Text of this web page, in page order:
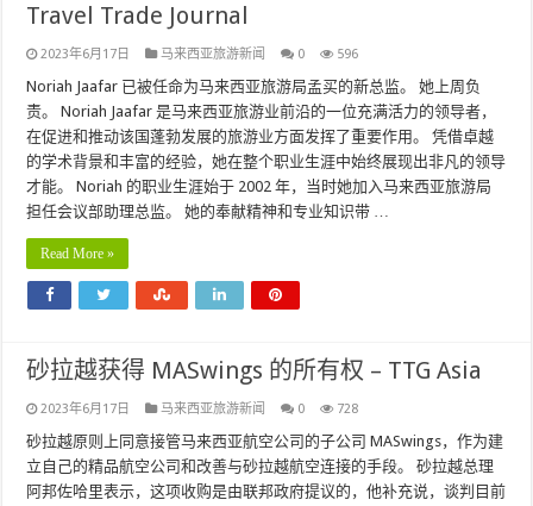
Travel Trade Journal
2023年6月17日 马来西亚旅游新闻 0 596
Noriah Jaafar 已被任命为马来西亚旅游局孟买的新总监。 她上周负
责。 Noriah Jaafar 是马来西亚旅游业前沿的一位充满活力的领导者，
在促进和推动该国蓬勃发展的旅游业方面发挥了重要作用。 凭借卓越
的学术背景和丰富的经验，她在整个职业生涯中始终展现出非凡的领导
才能。 Noriah 的职业生涯始于 2002 年，当时她加入马来西亚旅游局
担任会议部助理总监。 她的奉献精神和专业知识带 …
Read More »
砂拉越获得 MASwings 的所有权 – TTG Asia
2023年6月17日 马来西亚旅游新闻 0 728
砂拉越原则上同意接管马来西亚航空公司的子公司 MASwings，作为建
立自己的精品航空公司和改善与砂拉越航空连接的手段。 砂拉越总理
阿邦佐哈里表示，这项收购是由联邦政府提议的，他补充说，谈判目前